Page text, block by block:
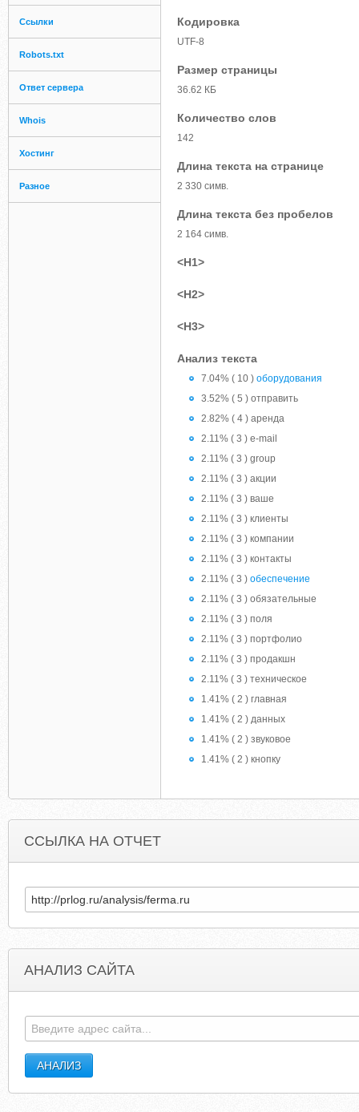
Ссылки
Robots.txt
Ответ сервера
Whois
Хостинг
Разное
Кодировка
UTF-8
Размер страницы
36.62 КБ
Количество слов
142
Длина текста на странице
2 330 симв.
Длина текста без пробелов
2 164 симв.
<H1>
<H2>
<H3>
Анализ текста
7.04% ( 10 ) оборудования
3.52% ( 5 ) отправить
2.82% ( 4 ) аренда
2.11% ( 3 ) e-mail
2.11% ( 3 ) group
2.11% ( 3 ) акции
2.11% ( 3 ) ваше
2.11% ( 3 ) клиенты
2.11% ( 3 ) компании
2.11% ( 3 ) контакты
2.11% ( 3 ) обеспечение
2.11% ( 3 ) обязательные
2.11% ( 3 ) поля
2.11% ( 3 ) портфолио
2.11% ( 3 ) продакшн
2.11% ( 3 ) техническое
1.41% ( 2 ) главная
1.41% ( 2 ) данных
1.41% ( 2 ) звуковое
1.41% ( 2 ) кнопку
ССЫЛКА НА ОТЧЕТ
АНАЛИЗ САЙТА